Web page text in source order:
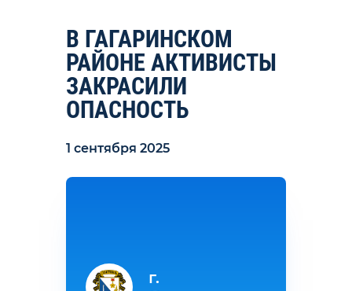
В ГАГАРИНСКОМ
РАЙОНЕ АКТИВИСТЫ
ЗАКРАСИЛИ
ОПАСНОСТЬ
1 сентября 2025
г.